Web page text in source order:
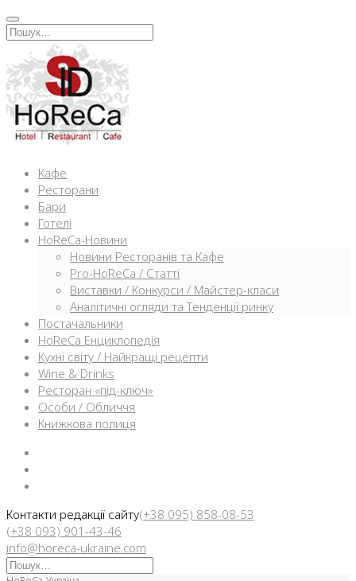
Перейти
к
содержимому
Искать:
Кафе
Ресторани
Бари
Готелі
HoReCa-Новини
Новини Ресторанів та Кафе
Pro-HoReCa / Статті
Виставки / Конкурси / Майстер-класи
Аналітичні огляди та Тенденції ринку
Постачальники
HoReCa Енциклопедія
Кухні світу / Найкращі рецепти
Wine & Drinks
Ресторан «під-ключ»
Особи / Обличчя
Книжкова полиця
Контакти редакції сайту(+38 095) 858-08-53
(+38 093) 901-43-46
info@horeca-ukraine.com
Искать: